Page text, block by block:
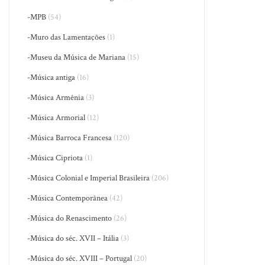
-MPB (54)
-Muro das Lamentações (1)
-Museu da Música de Mariana (15)
-Música antiga (16)
-Música Armênia (3)
-Música Armorial (12)
-Música Barroca Francesa (120)
-Música Cipriota (1)
-Música Colonial e Imperial Brasileira (206)
-Música Contemporânea (42)
-Música do Renascimento (26)
-Música do séc. XVII – Itália (3)
-Música do séc. XVIII – Portugal (20)